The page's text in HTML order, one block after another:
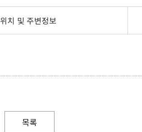
위치 및 주변정보
목록